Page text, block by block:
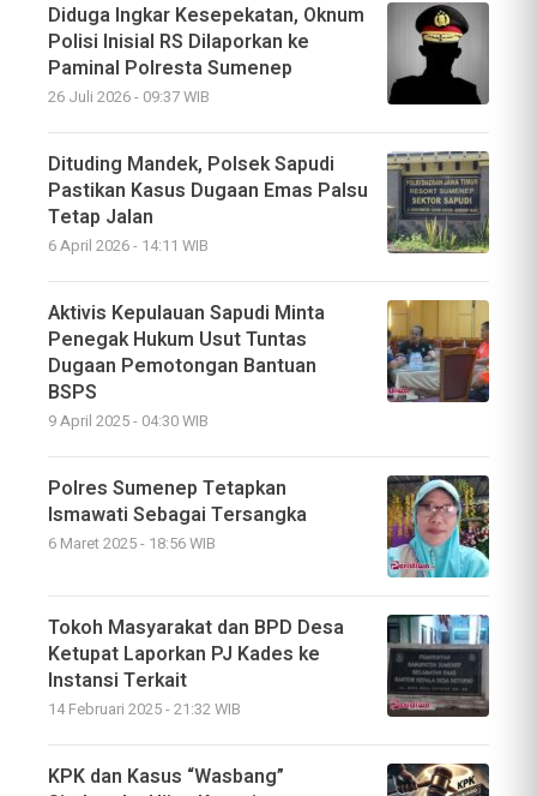
Diduga Ingkar Kesepekatan, Oknum
Polisi Inisial RS Dilaporkan ke
Paminal Polresta Sumenep
26 Juli 2026 - 09:37 WIB
Dituding Mandek, Polsek Sapudi
Pastikan Kasus Dugaan Emas Palsu
Tetap Jalan
6 April 2026 - 14:11 WIB
Aktivis Kepulauan Sapudi Minta
Penegak Hukum Usut Tuntas
Dugaan Pemotongan Bantuan
BSPS
9 April 2025 - 04:30 WIB
Polres Sumenep Tetapkan
Ismawati Sebagai Tersangka
6 Maret 2025 - 18:56 WIB
Tokoh Masyarakat dan BPD Desa
Ketupat Laporkan PJ Kades ke
Instansi Terkait
14 Februari 2025 - 21:32 WIB
KPK dan Kasus “Wasbang”